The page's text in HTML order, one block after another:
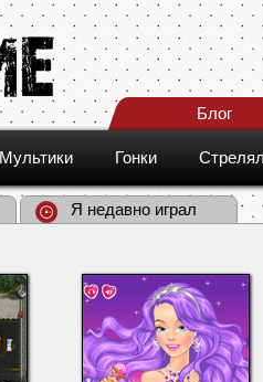
Блог
Мультики Гонки
Я недавно играл